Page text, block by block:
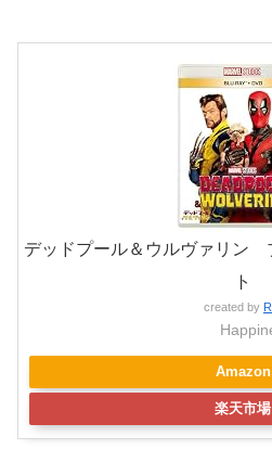
デッドプール＆ウルヴァリン
ト
created by
Amazon
楽天市場